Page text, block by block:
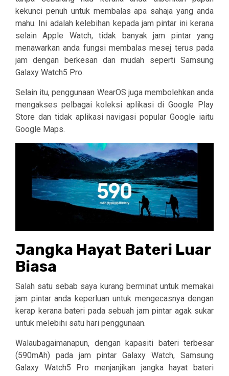
kekunci penuh untuk membalas apa sahaja yang anda
mahu. Ini adalah kelebihan kepada jam pintar ini kerana
selain Apple Watch, tidak banyak jam pintar yang
menawarkan anda fungsi membalas mesej terus pada
jam dengan berkesan dan mudah seperti Samsung
Galaxy Watch5 Pro.
Selain itu, penggunaan WearOS juga membolehkan anda
mengakses pelbagai koleksi aplikasi di Google Play
Store dan tidak aplikasi navigasi popular Google iaitu
Google Maps.
Jangka Hayat Bateri Luar
Biasa
Salah satu sebab saya kurang berminat untuk memakai
jam pintar anda keperluan untuk mengecasnya dengan
kerap kerana bateri pada sebuah jam pintar agak sukar
untuk melebihi satu hari penggunaan.
Walaubagaimanapun, dengan kapasiti bateri terbesar
(590mAh) pada jam pintar Galaxy Watch, Samsung
Galaxy Watch5 Pro menjanjikan jangka hayat bateri